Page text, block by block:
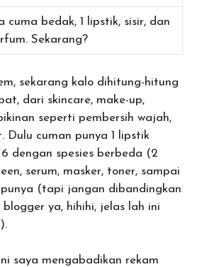
cuma bedak, 1 lipstik, sisir, dan
Sekarang?
sekarang kalo dihitung-hitung
dari skincare, make-up,
seperti pembersih wajah,
Dulu cuman punya 1 lipstik
dengan spesies berbeda (2
serum, masker, toner, sampai
(tapi jangan dibandingkan
ya, hihihi, jelas lah ini
saya mengabadikan rekam